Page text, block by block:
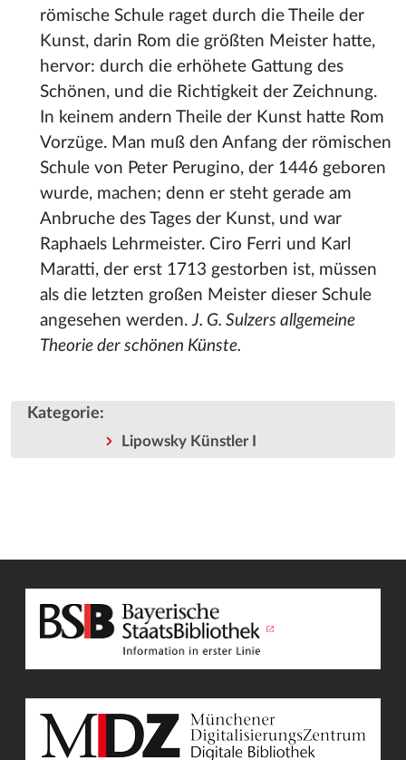
römische Schule raget durch die Theile der
Kunst, darin Rom die größten Meister hatte,
hervor: durch die erhöhete Gattung des
Schönen, und die Richtigkeit der Zeichnung.
In keinem andern Theile der Kunst hatte Rom
Vorzüge. Man muß den Anfang der römischen
Schule von Peter Perugino, der 1446 geboren
wurde, machen; denn er steht gerade am
Anbruche des Tages der Kunst, und war
Raphaels Lehrmeister. Ciro Ferri und Karl
Maratti, der erst 1713 gestorben ist, müssen
als die letzten großen Meister dieser Schule
angesehen werden.J. G. Sulzers allgemeine
Theorie der schönen Künste.
Kategorie:
Lipowsky Künstler I